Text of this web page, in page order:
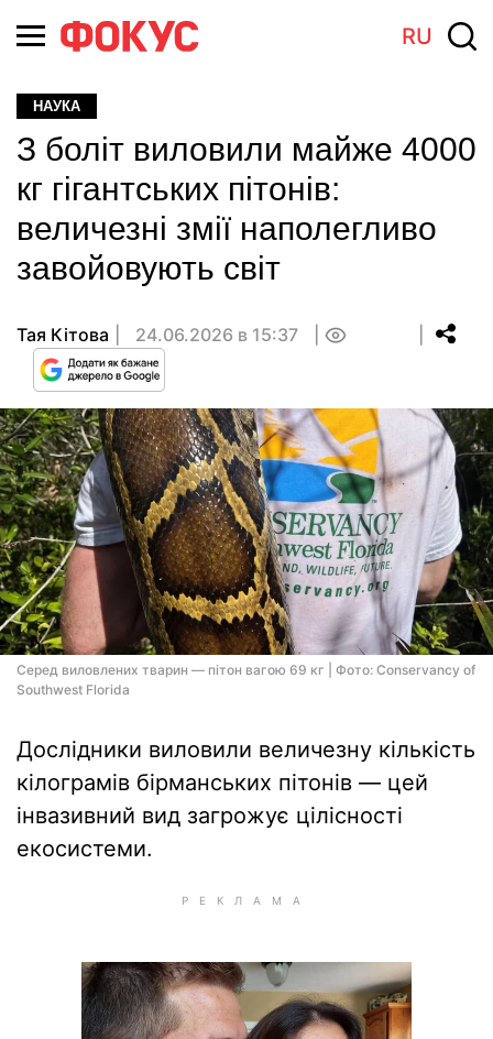
RU
НАУКА
З боліт виловили майже 4000
кг гігантських пітонів:
величезні змії наполегливо
завойовують світ
Тая Кітова 24.06.2026 в 15:37
Серед виловлених тварин — пітон вагою 69 кг | Фото: Conservancy of
Southwest Florida
Дослідники виловили величезну кількість
кілограмів бірманських пітонів — цей
інвазивний вид загрожує цілісності
екосистеми.